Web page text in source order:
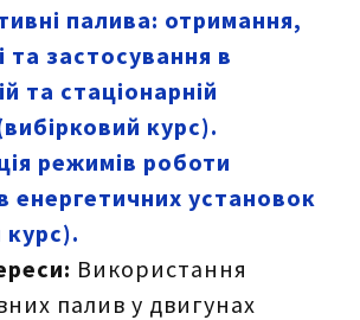
палива: отримання,
та застосування в
та стаціонарній
курс).
режимів роботи
енергетичних установок
курс).
Використання
палив у двигунах